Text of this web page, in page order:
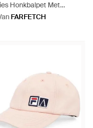
Honkbalpet Met
- Blauw
FARFETCH